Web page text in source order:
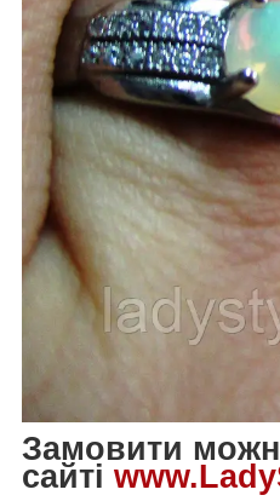
Замовити
сайті